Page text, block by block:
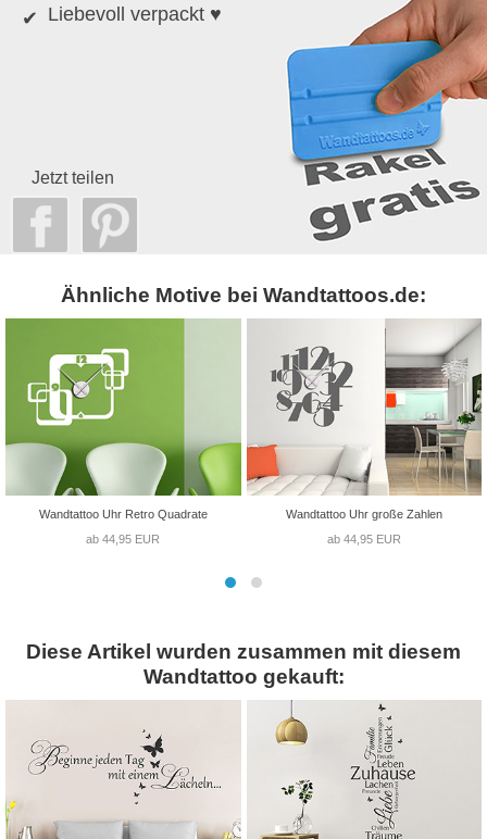
Liebevoll verpackt ♥
Jetzt teilen
Ähnliche Motive bei Wandtattoos.de:
Wandtattoo Uhr Retro Quadrate
ab 44,95 EUR
Wandtattoo Uhr große Zahlen
ab 44,95 EUR
Diese Artikel wurden zusammen mit diesem
Wandtattoo gekauft: